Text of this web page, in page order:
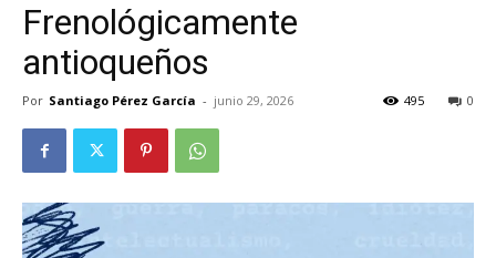
Frenológicamente
antioqueños
Por Santiago Pérez García - junio 29, 2026 0
495